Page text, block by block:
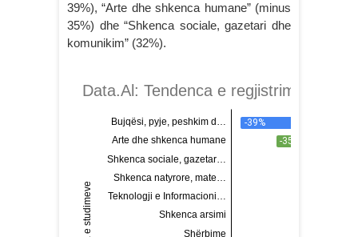
39%), “Arte dhe shkenca humane” (minus
35%) dhe “Shkenca sociale, gazetari dhe
komunikim” (32%).